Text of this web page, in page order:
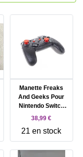
Manette Freaks
And Geeks Pour
Nintendo Switch
Sans Fil Noire
38,99 €
21 en stock